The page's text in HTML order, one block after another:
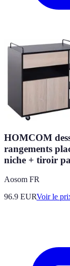
HOMCOM
rangements
niche + tiroir
Aosom FR
96.9 EURVoir le